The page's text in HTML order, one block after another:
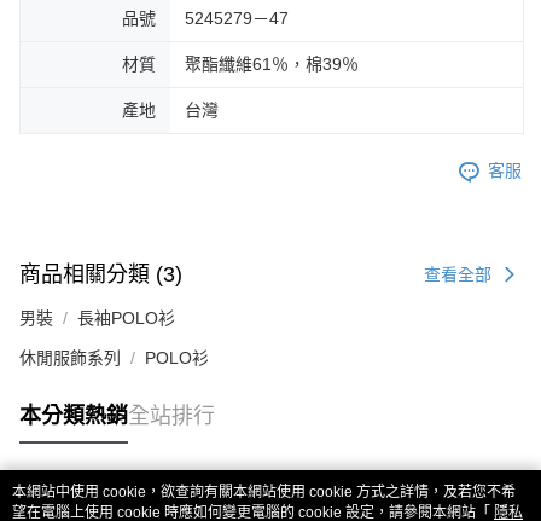
品號 5245279－47
材質 聚酯纖維61％，棉39％
產地 台灣
客服
商品相關分類 (3) 查看全部
男裝 長袖POLO衫
休閒服飾系列 POLO衫
本分類熱銷全站排行
熱門標籤
本網站中使用 cookie，欲查詢有關本網站使用 cookie 方式之詳情，及若您不希
望在電腦上使用 cookie 時應如何變更電腦的 cookie 設定，請參閱本網站「 隱私